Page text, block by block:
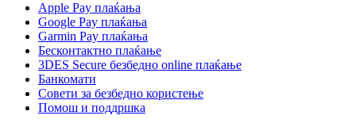
Apple Pay плаќања
Google Pay плаќања
Garmin Pay плаќања
Бесконтактно плаќање
3DES Secure безбедно online плаќање
Банкомати
Совети за безбедно користење
Помош и поддршка